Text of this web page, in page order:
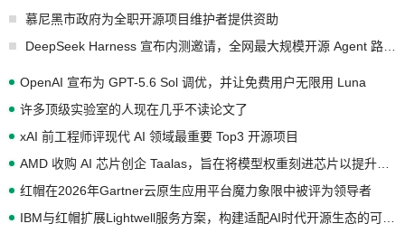
慕尼黑市政府为全职开源项目维护者提供资助
OpenAI 宣布为 GPT-5.6 Sol 调优，并让免费用户无限用 Luna
许多顶级实验室的人现在几乎不读论文了
xAI 前工程师评现代 AI 领域最重要 Top3 开源项目
红帽在2026年Gartner云原生应用平台魔力象限中被评为领导者